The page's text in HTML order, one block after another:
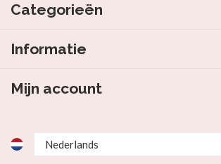
Categorieën
Informatie
Mijn account